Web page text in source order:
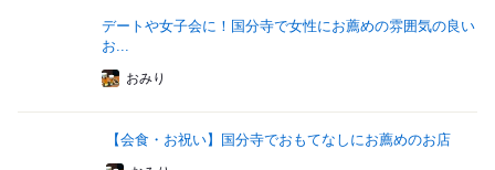
デートや女子会に！国分寺で女性にお薦めの雰囲気の良い
お...
おみり
【会食・お祝い】国分寺でおもてなしにお薦めのお店